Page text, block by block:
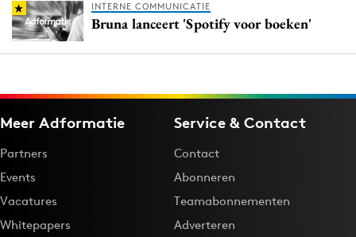
INTERNE COMMUNICATIE
Bruna lanceert 'Spotify voor boeken'
Meer Adformatie
Partners
Events
Vacatures
Whitepapers
Service & Contact
Contact
Abonneren
Teamabonnementen
Adverteren